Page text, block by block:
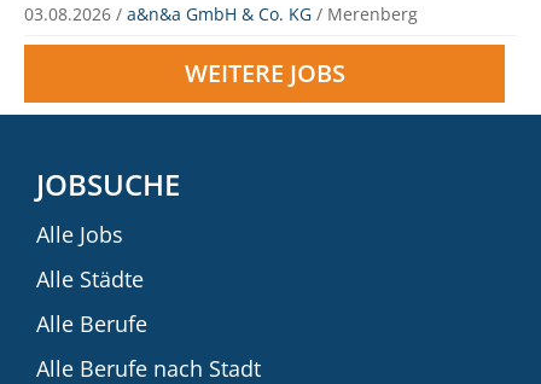
03.08.2026 / a&n&a GmbH & Co. KG / Merenberg
WEITERE JOBS
JOBSUCHE
Alle Jobs
Alle Städte
Alle Berufe
Alle Berufe nach Stadt